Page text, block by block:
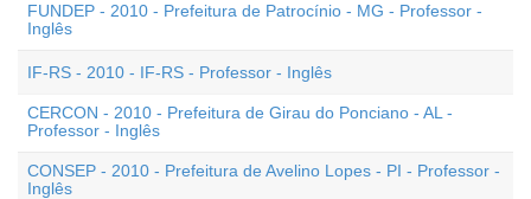
FUNDEP - 2010 - Prefeitura de Patrocínio - MG - Professor -
Inglês
IF-RS - 2010 - IF-RS - Professor - Inglês
CERCON - 2010 - Prefeitura de Girau do Ponciano - AL -
Professor - Inglês
CONSEP - 2010 - Prefeitura de Avelino Lopes - PI - Professor -
Inglês